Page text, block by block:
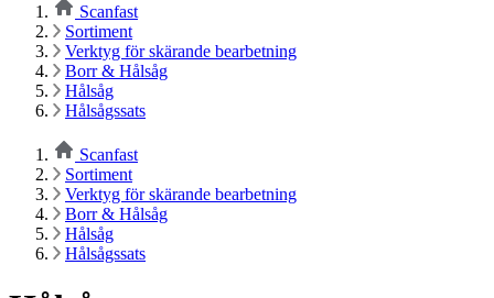
Scanfast
Sortiment
Verktyg för skärande bearbetning
Borr & Hålsåg
Hålsåg
Hålsågssats
Scanfast
Sortiment
Verktyg för skärande bearbetning
Borr & Hålsåg
Hålsåg
Hålsågssats